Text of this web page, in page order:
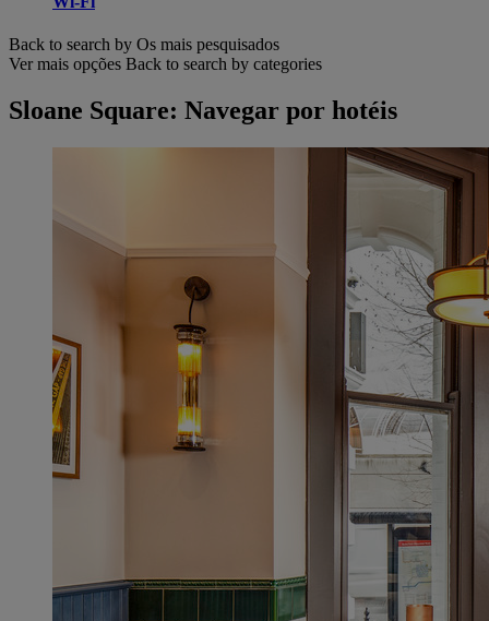
Back to search by Os mais pesquisados
Ver mais opções Back to search by categories
Sloane Square: Navegar por hotéis